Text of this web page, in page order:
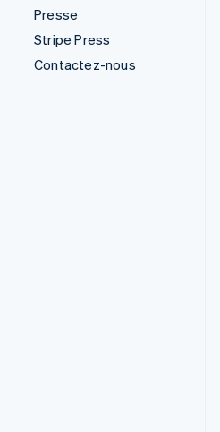
Presse
Stripe Press
Contactez-nous